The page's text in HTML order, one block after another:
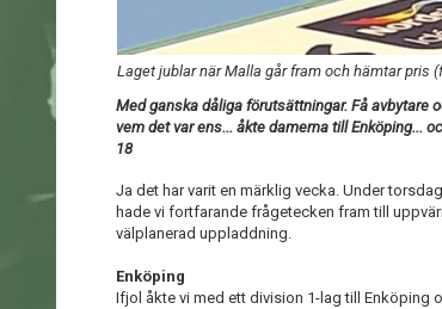
Laget jublar när Malla går fram och hämtar pris
Med ganska dåliga förutsättningar. Få avbytare
vem det var ens... åkte damerna till Enköping...
18
Ja det har varit en märklig vecka. Under
hade vi fortfarande frågetecken fram till
välplanerad uppladdning.
Enköping
Ifjol åkte vi med ett division 1-lag till Enköping